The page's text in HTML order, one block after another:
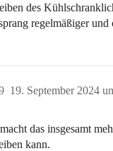
des
regelmäßiger und
19. September 2024
das insgesamt
kann.